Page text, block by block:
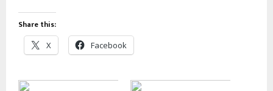
Share this:
X Facebook